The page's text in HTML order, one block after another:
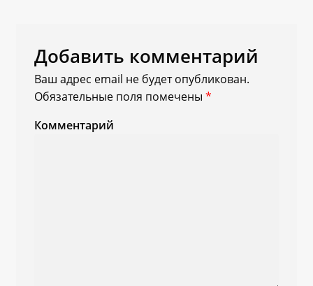
Добавить комментарий
Ваш адрес email не будет опубликован.
Обязательные поля помечены *
Комментарий